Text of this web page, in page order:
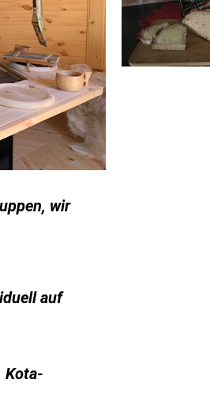
wir
auf
Kota-